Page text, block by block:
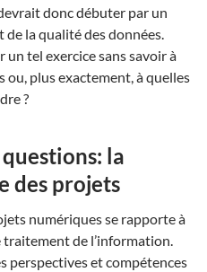
donc débuter par un
la qualité des données.
tel exercice sans savoir à
plus exactement, à quelles
?
la
des projets
numériques se rapporte à
de l’information.
perspectives et compétences